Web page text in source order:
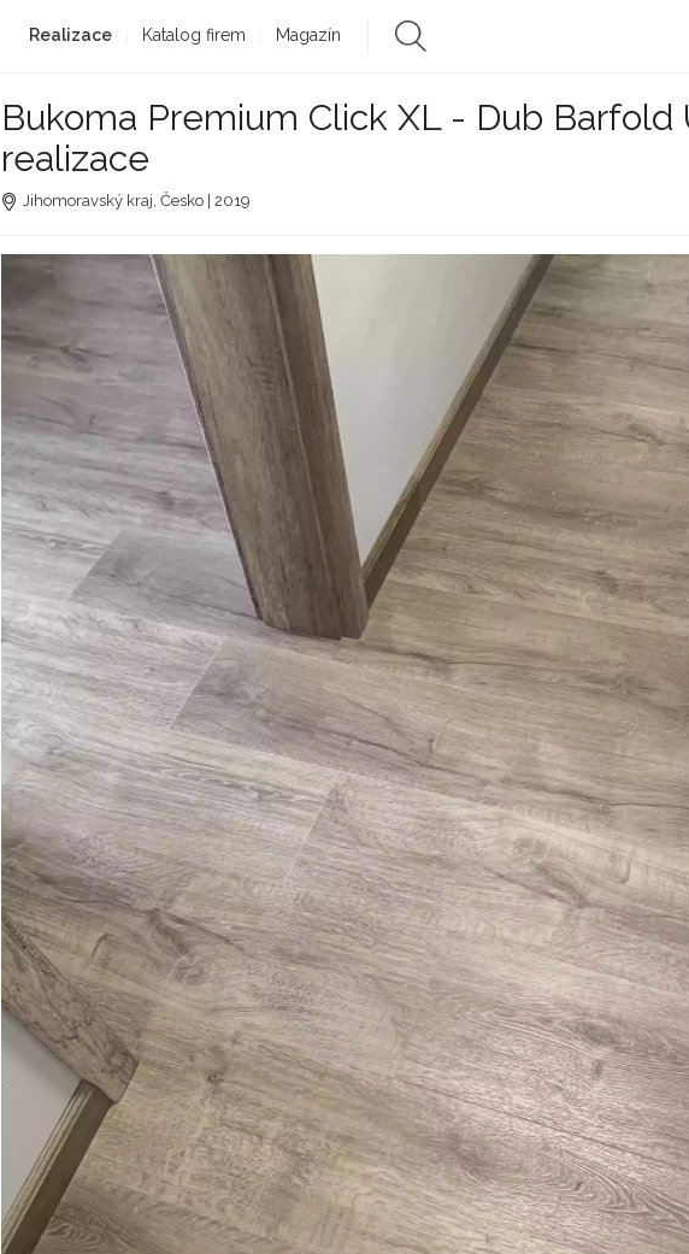
Realizace Katalog firem Magazín
Bukoma Premium Click XL - Dub Barfold
realizace
Jihomoravský kraj, Česko | 2019